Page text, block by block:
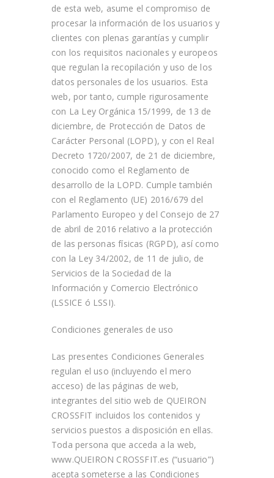
de esta web, asume el compromiso de
procesar la información de los usuarios y
clientes con plenas garantías y cumplir
con los requisitos nacionales y europeos
que regulan la recopilación y uso de los
datos personales de los usuarios. Esta
web, por tanto, cumple rigurosamente
con La Ley Orgánica 15/1999, de 13 de
diciembre, de Protección de Datos de
Carácter Personal (LOPD), y con el Real
Decreto 1720/2007, de 21 de diciembre,
conocido como el Reglamento de
desarrollo de la LOPD. Cumple también
con el Reglamento (UE) 2016/679 del
Parlamento Europeo y del Consejo de 27
de abril de 2016 relativo a la protección
de las personas físicas (RGPD), así como
con la Ley 34/2002, de 11 de julio, de
Servicios de la Sociedad de la
Información y Comercio Electrónico
(LSSICE ó LSSI).
Condiciones generales de uso
Las presentes Condiciones Generales
regulan el uso (incluyendo el mero
acceso) de las páginas de web,
integrantes del sitio web de QUEIRON
CROSSFIT incluidos los contenidos y
servicios puestos a disposición en ellas.
Toda persona que acceda a la web,
www.QUEIRON CROSSFIT.es (“usuario”)
acepta someterse a las Condiciones